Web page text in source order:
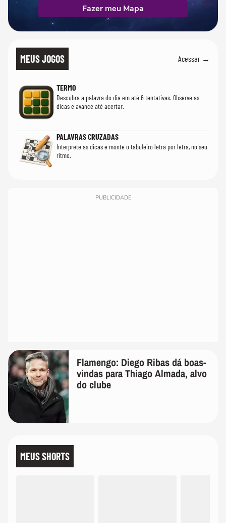
Fazer meu Mapa
MEUS JOGOS Acessar →
TERMO
Descubra a palavra do dia em até 6 tentativas. Observe as
dicas e avance até acertar.
PALAVRAS CRUZADAS
Interprete as dicas e monte o tabuleiro letra por letra, no seu
ritmo.
PUBLICIDADE
Flamengo: Diego Ribas dá boas-
vindas para Thiago Almada, alvo
do clube
MEUS SHORTS